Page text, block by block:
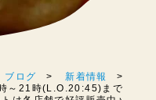
ブログ
新着情報
～21時(L.O.20:45)まで